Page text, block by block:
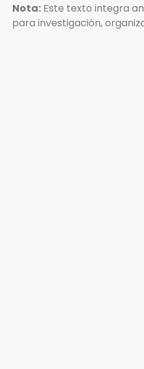
Nota: Este texto integra
para investigación,